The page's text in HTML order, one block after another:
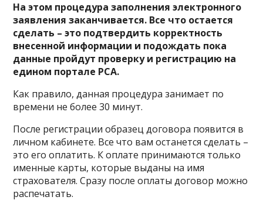
На этом процедура заполнения электронного
заявления заканчивается. Все что остается
сделать – это подтвердить корректность
внесенной информации и подождать пока
данные пройдут проверку и регистрацию на
едином портале РСА.
Как правило, данная процедура занимает по
времени не более 30 минут.
После регистрации образец договора появится в
личном кабинете. Все что вам останется сделать –
это его оплатить. К оплате принимаются только
именные карты, которые выданы на имя
страхователя. Сразу после оплаты договор можно
распечатать.